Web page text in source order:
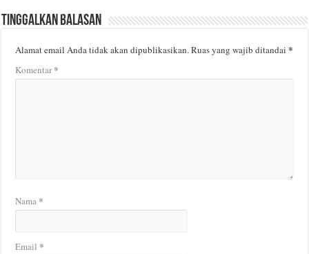
Tinggalkan Balasan
Alamat email Anda tidak akan dipublikasikan.Ruas yang wajib ditandai*
Komentar*
Nama *
Email *